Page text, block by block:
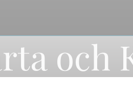
och